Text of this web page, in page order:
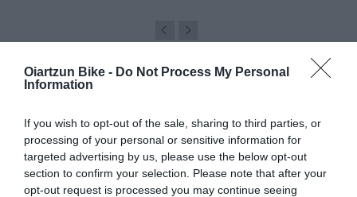
Oiartzun Bike - Do Not Process My Personal
Information
If you wish to opt-out of the sale, sharing to third parties, or
processing of your personal or sensitive information for
targeted advertising by us, please use the below opt-out
section to confirm your selection. Please note that after your
opt-out request is processed you may continue seeing
ARTÍCULOS RELACIONADOS